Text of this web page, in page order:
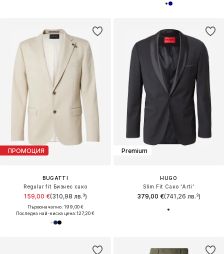
ПРОМОЦИЯ
BUGATTI
Regular fit Бизнес сако
159,00 €(310,98 лв.³)
Първоначално: 199,00 €
Последна най-ниска цена:127,20 €
Premium
HUGO
Slim Fit Сако 'Arti'
379,00 €(741,26 лв.³)